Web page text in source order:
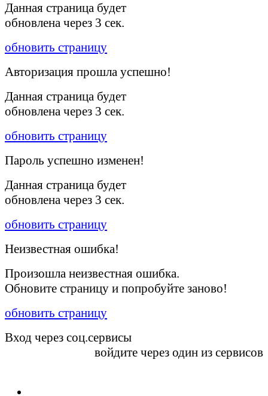
Данная страница будет
обновлена через 3 сек.
обновить страницу
Авторизация прошла успешно!
Данная страница будет
обновлена через 3 сек.
обновить страницу
Пароль успешно изменен!
Данная страница будет
обновлена через 3 сек.
обновить страницу
Неизвестная ошибка!
Произошла неизвестная ошибка.
Обновите страницу и попробуйте заново!
обновить страницу
Вход через соц.сервисы
войдите через один из сервисов